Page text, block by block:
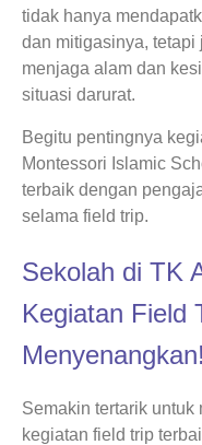
tidak hanya
dan mitigasinya,
menjaga alam dan
situasi darurat.
Begitu pentingnya
Montessori Islamic
terbaik dengan
selama field trip.
Sekolah di TK
Kegiatan Field
Semakin tertarik
kegiatan field trip